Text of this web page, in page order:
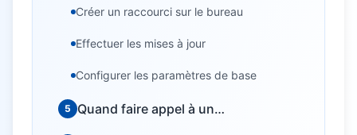
Créer un raccourci sur le bureau
Effectuer les mises à jour
Configurer les paramètres de base
5
Quand faire appel à un